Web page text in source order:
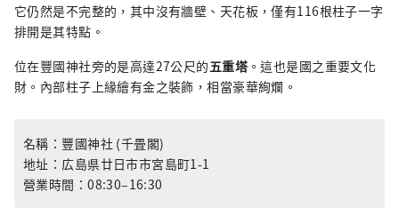
它仍然是不完整的，其中沒有牆壁、天花板，僅有116根柱子一字
排開是其特點。
位在豐國神社旁的是高達27公尺的五重塔 。這也是國之重要文化
財。內部柱子上緣繪有金之裝飾，相當豪華絢爛 。
名稱：豐國神社 (千畳閣)
地址：広島県廿日市市宮島町1-1
營業時間：08:30–16:30